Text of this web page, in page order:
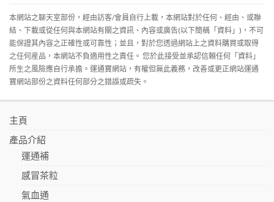
本網站之聊天室部份，經由訪客/會員自行上載，本網站對於任何、經由、或聯
結、下載或從任何與本網站有關之資訊、內容或廣告(以下簡稱「資料」)，不可
能保證其內容之正確性或可靠性；並且，對於您透過網站上之資料購買或取得
之任何産品，本網站不負適用性之責任。 您於此接受並承認信賴任何「資料」
所生之風險應自行承擔。運通寶網站，有權但無此義務，改善或更正網站運通
寶網站部份之資料任何部分之錯誤或疏失。
主頁
產品介紹
運通補
感冒茶粒
氣血通